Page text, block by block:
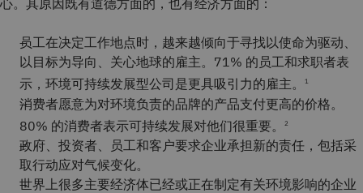
心。其原因既有道德方面的，也有经济方面的：
员工在决定工作地点时，越来越倾向于寻找以使命为驱动、
以目标为导向、关心地球的雇主。71% 的员工和求职者表
示，环境可持续发展型公司是更具吸引力的雇主。
1
消费者愿意为对环境负责的品牌的产品支付更高的价格。
80% 的消费者表示可持续发展对他们很重要。
2
政府、投资者、员工和客户要求企业承担新的责任，包括采
取行动应对气候变化。
世界上很多主要经济体已经或正在制定有关环境影响的企业